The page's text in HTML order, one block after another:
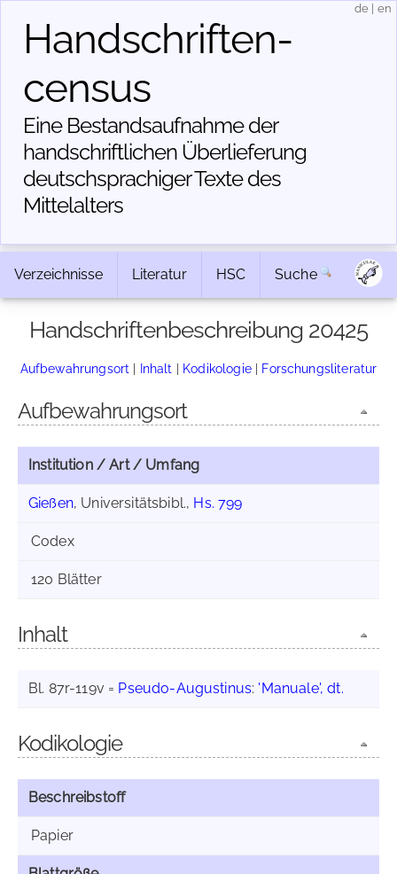
Handschriften­
census
Eine Bestandsaufnahme der
handschriftlichen Über­lieferung
deutschsprachiger Texte des
Mittelalters
de en
Verzeichnisse Literatur HSC Suche
Handschriftenbeschreibung 20425
Aufbewahrungsort | Inhalt | Kodikologie| Forschungsliteratur
Aufbewahrungsort
Institution / Art / Umfang
Gießen, Universitätsbibl., Hs. 799
Codex
120 Blätter
Inhalt
Bl. 87r-119v = Pseudo-Augustinus: 'Manuale', dt.
Kodikologie
Beschreibstoff
Papier